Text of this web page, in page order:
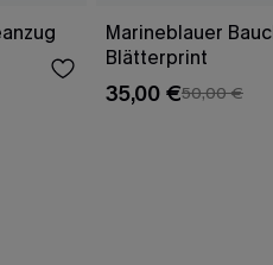
Marineblauer
Blätterprint
35,00 €50,00 €